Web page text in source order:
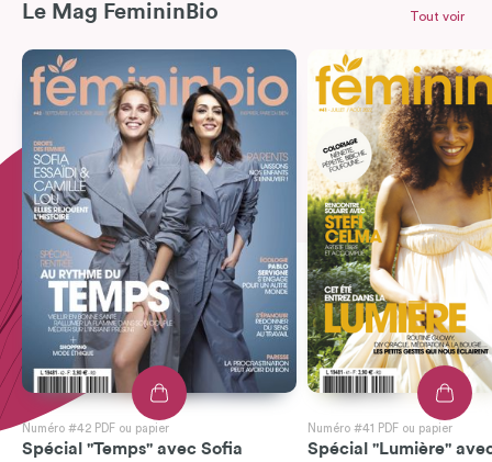
Le Mag FemininBio
Numéro #42 PDF ou papier
Spécial "Temps" avec Sofia
Numéro #41 PDF ou papier
Spécial "Lumière"
Tout voir